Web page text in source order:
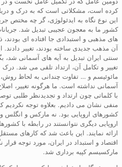
کرده است، مشکلاتی است که به درک و
این نوع نگاه به ایدئولوژی، گر چه مختص
کشور ما به معجون عجیبی تبدیل شد.
های مذهبی و استبدادی جا افتاده ای
آن مذهب جدیدی ساخته بودند، تغییر
سنتی ایران تبدیل به آیه های آسمانی
تغییر و تکامل آن، ارتداد تلقی می شد.
مائوئیسم و … تفاوت چندانی به لحاظ روش،
آسمانی نداشته است. ما هرگونه تغییر،
با کلماتی چون ارتداد و تجدیدنظر طلبی
منفی نشان می دادیم. بعلاوه توجه
کشورهای اروپایی بود. نه مارکس و انگلس
اروپایی دیگری نتوانستند در رابطه با
ارائه نمایند. این باعث شد که کارهای
اقتصاد و استبداد در ایران، مورد توجه
مارکسیسم کپیه برداری شد.